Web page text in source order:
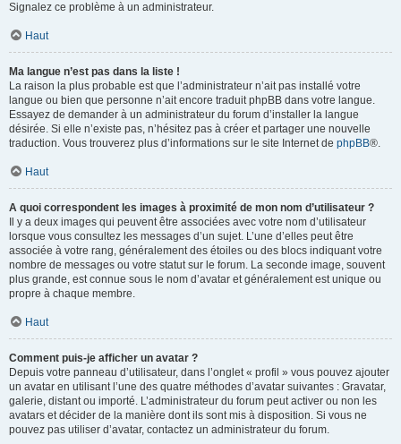
Signalez ce problème à un administrateur.
Haut
Ma langue n’est pas dans la liste !
La raison la plus probable est que l’administrateur n’ait pas installé votre
langue ou bien que personne n’ait encore traduit phpBB dans votre langue.
Essayez de demander à un administrateur du forum d’installer la langue
désirée. Si elle n’existe pas, n’hésitez pas à créer et partager une nouvelle
traduction. Vous trouverez plus d’informations sur le site Internet de phpBB®.
Haut
A quoi correspondent les images à proximité de mon nom d’utilisateur ?
Il y a deux images qui peuvent être associées avec votre nom d’utilisateur
lorsque vous consultez les messages d’un sujet. L’une d’elles peut être
associée à votre rang, généralement des étoiles ou des blocs indiquant votre
nombre de messages ou votre statut sur le forum. La seconde image, souvent
plus grande, est connue sous le nom d’avatar et généralement est unique ou
propre à chaque membre.
Haut
Comment puis-je afficher un avatar ?
Depuis votre panneau d’utilisateur, dans l’onglet « profil » vous pouvez ajouter
un avatar en utilisant l’une des quatre méthodes d’avatar suivantes : Gravatar,
galerie, distant ou importé. L’administrateur du forum peut activer ou non les
avatars et décider de la manière dont ils sont mis à disposition. Si vous ne
pouvez pas utiliser d’avatar, contactez un administrateur du forum.